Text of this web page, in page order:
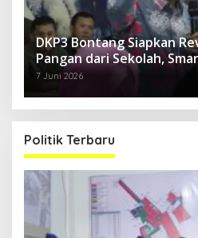
DKP3 Bontang Siapkan
Pangan dari Sekolah,
7 Juni 2026
Politik Terbaru